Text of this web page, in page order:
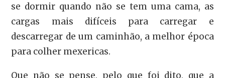
se dormir quando não se tem uma cama, as
cargas mais difíceis para carregar e
descarregar de um caminhão, a melhor época
para colher mexericas.
Que não se pense, pelo que foi dito, que a